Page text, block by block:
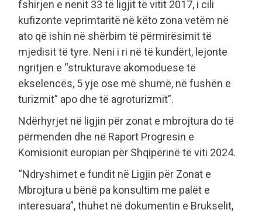
fshirjen e nenit 33 të ligjit të vitit 2017, i cili
kufizonte veprimtaritë në këto zona vetëm në
ato që ishin në shërbim të përmirësimit të
mjedisit të tyre. Neni i ri në të kundërt, lejonte
ngritjen e “strukturave akomoduese të
ekselencës, 5 yje ose më shumë, në fushën e
turizmit” apo dhe të agroturizmit”.
Ndërhyrjet në ligjin për zonat e mbrojtura do të
përmenden dhe në Raport Progresin e
Komisionit europian për Shqipërinë të viti 2024.
“Ndryshimet e fundit në Ligjin për Zonat e
Mbrojtura u bënë pa konsultim me palët e
interesuara”, thuhet në dokumentin e Brukselit,